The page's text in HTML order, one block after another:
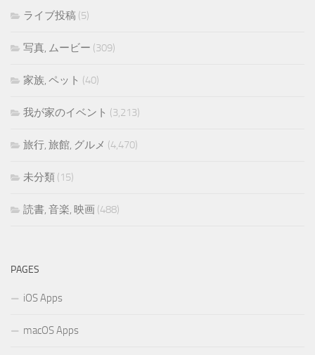
ライブ投稿 (5)
写真, ムービー (309)
家族, ペット (40)
我が家のイベント (3,213)
旅行, 旅館, グルメ (4,470)
未分類 (15)
読書, 音楽, 映画 (488)
PAGES
iOS Apps
macOS Apps